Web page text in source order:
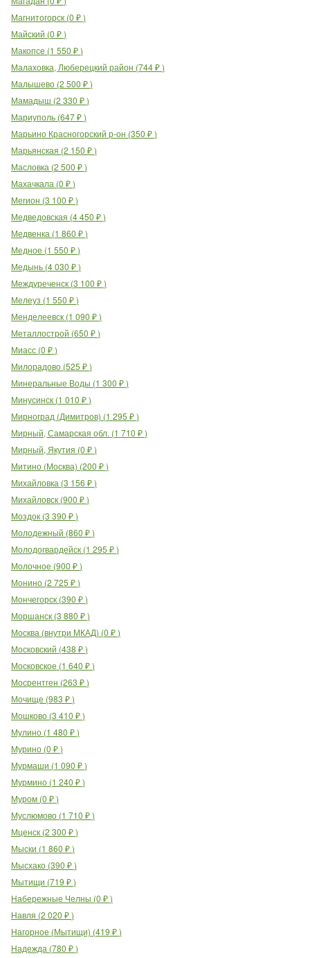
Магнитогорск (0 ₽)
Майский (0 ₽)
Макопсе (1 550 ₽)
Малаховка, Люберецкий район (744₽)
Малышево (2 500 ₽)
Мамадыш (2 330 ₽)
Мариуполь (647₽)
Марьино Красногорский р-он (350 ₽)
Марьянская (2 150 ₽)
Масловка (2 500 ₽)
Махачкала (0 ₽)
Мегион (3 100 ₽)
Медведовская (4 450 ₽)
Медвенка (1 860 ₽)
Медное (1 550 ₽)
Медынь (4 030 ₽)
Междуреченск (3 100 ₽)
Мелеуз (1 550 ₽)
Менделеевск (1 090 ₽)
Металлострой (650 ₽)
Миасс (0 ₽)
Милорадово (525 ₽)
Минеральные Воды (1 300 ₽)
Минусинск (1 010 ₽)
Мирноград (Димитров) (1 295 ₽)
Мирный, Самарская обл. (1 710 ₽)
Мирный, Якутия (0 ₽)
Митино (Москва) (200 ₽)
Михайловка (3 156 ₽)
Михайловск (900 ₽)
Моздок (3 390 ₽)
Молодежный (860 ₽)
Молодогвардейск (1 295 ₽)
Молочное (900 ₽)
Монино (2 725 ₽)
Мончегорск (390 ₽)
Моршанск (3 880 ₽)
Москва (внутри МКАД) (0 ₽)
Московский (438 ₽)
Московское (1 640 ₽)
Мосрентген (263 ₽)
Мочище (983 ₽)
Мошково (3 410 ₽)
Мулино (1 480 ₽)
Мурино (0 ₽)
Мурмаши (1 090 ₽)
Мурмино (1 240 ₽)
Муром (0 ₽)
Муслюмово (1 710 ₽)
Мценск (2 300 ₽)
Мыски (1 860 ₽)
Мысхако (390 ₽)
Мытищи (719 ₽)
Набережные Челны (0 ₽)
Навля (2 020 ₽)
Нагорное (Мытищи) (419 ₽)
Надежда (780 ₽)